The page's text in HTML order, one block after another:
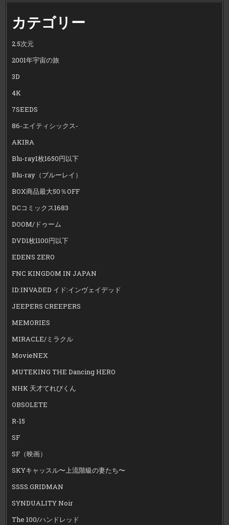
カテゴリー
2.5次元
2001年宇宙の旅
3D
4K
7SEEDS
86-エイティシックス-
AKIRA
Blu-ray1枚1650円以下
Blu-ray（ブルーレイ）
BOX商品最大50％OFF
DCコミックス1683
DOOM/ドゥーム
DVD1枚1100円以下
EDENS ZERO
FNC KINGDOM IN JAPAN
ID:INVADED イド:インヴェイデッド
JEEPERS CREEPERS
MEMORIES
MIRACLE/ミラクル
MovieNEX
MUTEKING THE Dancing HERO
NHK 天才てれびくん
OBSOLETE
R-15
SF
SF（映画）
SKYキャッスル〜上流階級の妻たち〜
SSSS.GRIDMAN
SYNDUALITY Noir
The 100/ハンドレッド